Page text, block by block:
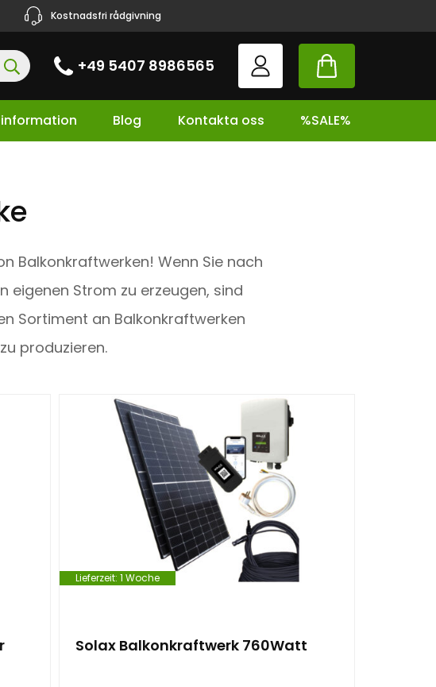
Kostnadsfri rådgivning
+49 5407 8986565
Blog Kontakta oss %SALE%
Balkonkraftwerken! Wenn Sie nach
eigenen Strom zu erzeugen, sind
Sortiment an Balkonkraftwerken
produzieren.
Lieferzeit: 1 Woche
Solax Balkonkraftwerk 760Watt